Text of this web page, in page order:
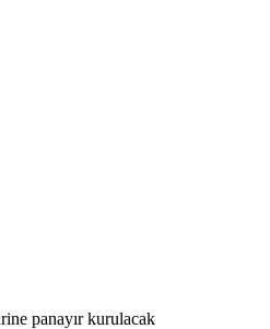
panayır kurulacak